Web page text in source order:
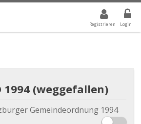
Registrieren Login
GEWÄHLTER WERT IST ALLE
1994 (weggefallen)
Gemeindeordnung 1994